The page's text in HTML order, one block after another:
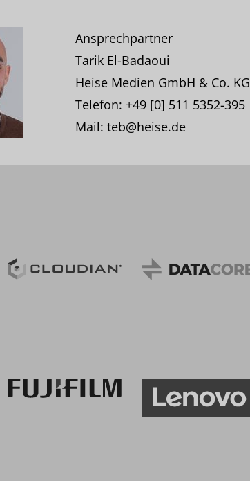
Ansprechpartner
Tarik El-Badaoui
Heise Medien GmbH & Co. KG
Telefon: +49 [0] 511 5352-395
Mail: teb@heise.de